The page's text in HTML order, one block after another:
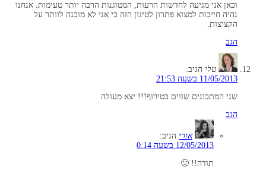
וכאן אני מגיעה לחדשות הרעות, המטוגנות הרבה יותר טעימות. אנחנו
נהיה חייבות למצוא פתרון לטיגון הזה כי אני לא מוכנה לוותר על
הקציצות.
הגב
טלי הגיב:
11/05/2013 בשעה 21:53
שני המתכונים שווים בטירוף!!! יצא מעולה
הגב
אורי הגיב:
12/05/2013 בשעה 0:14
תודה!! 🙂